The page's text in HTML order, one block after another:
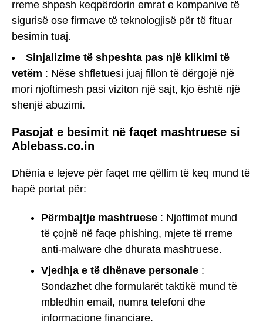
rreme shpesh keqpërdorin emrat e kompanive të
sigurisë ose firmave të teknologjisë për të fituar
besimin tuaj.
Sinjalizime të shpeshta pas një klikimi të
vetëm : Nëse shfletuesi juaj fillon të dërgojë një
mori njoftimesh pasi viziton një sajt, kjo është një
shenjë abuzimi.
Pasojat e besimit në faqet mashtruese si
Ablebass.co.in
Dhënia e lejeve për faqet me qëllim të keq mund të
hapë portat për:
Përmbajtje mashtruese : Njoftimet mund
të çojnë në faqe phishing, mjete të rreme
anti-malware dhe dhurata mashtruese.
Vjedhja e të dhënave personale :
Sondazhet dhe formularët taktikë mund të
mbledhin email, numra telefoni dhe
informacione financiare.